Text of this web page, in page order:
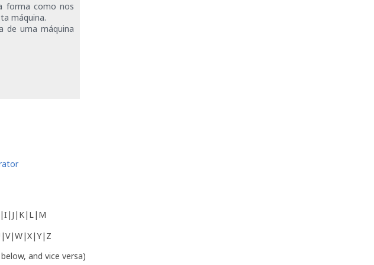
forma como nos
máquina.
de uma máquina
and vice versa)